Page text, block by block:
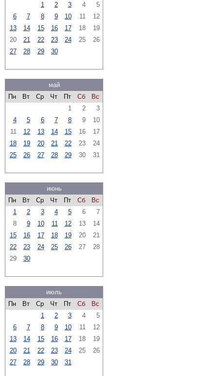
1
2 3 4
5
6
7 8 9 10 11
12
13
14 15 16 17 18
19
20
21 22 23 24 25
26
27
28 29 30
май
Пн
Вт Ср Чт Пт Сб
Вс
1
2
3
4
5 6 7 8 9
10
11
12 13 14 15 16
17
18
19 20 21 22 23
24
25
26 27 28 29 30 31
июнь
Пн
Вт Ср Чт Пт Сб
Вс
1
2 3 4 5 6
7
8
9 10 11 12 13
14
15
16 17 18 19 20
21
22
23 24 25 26 27
28
29
30
июль
Пн
Вт Ср Чт Пт Сб
Вс
1
2 3 4
5
6
7 8 9 10 11
12
13
14 15 16 17 18
19
20
21 22 23 24 25
26
27
28 29 30 31